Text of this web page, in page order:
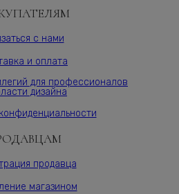
с нами
и оплата
для профессионалов
дизайна
продавца
магазином